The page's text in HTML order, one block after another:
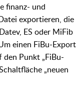
finanz- und
exportieren, die
ES oder MiFib
einen FiBu-Export
Punkt „FiBu-
„neuen